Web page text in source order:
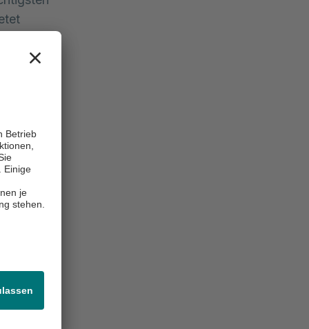
der
für sich
werden